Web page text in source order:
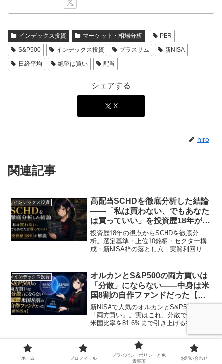
インデックス投資 マーケット・相場分析
PER
S&P500
インデックス投資 プラスサム
新NISA
日経平均
絶望は買い 配当
シェアする
X
hiro
関連記事
インデックス投資
高配当SCHDを徹底分析した結論
——「私は買わない、でもあなた
は買っていい」を投資歴18年が解
説【楽天SCHD積立シミュレータ
ー付き】
投資歴18年の視点からSCHDを徹底分
析。選定基準・上位10銘柄・セクター構
成・新NISA枠の落とし穴・実質利回り
インデックス投資
オルカンとS&P500の両方買いは
「分散」にならない——中身は米
国8割の自作ファンドだった【新
NISA】
新NISAで人気のオルカンとS&P500の
「両方買い」。実はこれ、分散ではなく
米国比率を81.6%まで引き上げる行為で
しない3つの選び方を投資歴18年の視点で
整理しました。
マーケット・相場分析
あなたのオルカン積立が、円安の
燃料になっている——国民59兆円
ホーム プロフィール
プライバシーポリシーと免
責事項
お問い合わせ